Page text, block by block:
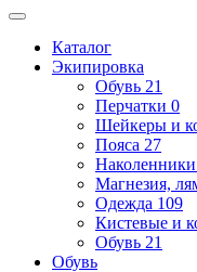
Каталог
Экипировка
Обувь 21
Перчатки 0
Шейкеры и
Пояса 27
Магнезия,
Одежда 109
Кистевые и
Обувь 21
Обувь